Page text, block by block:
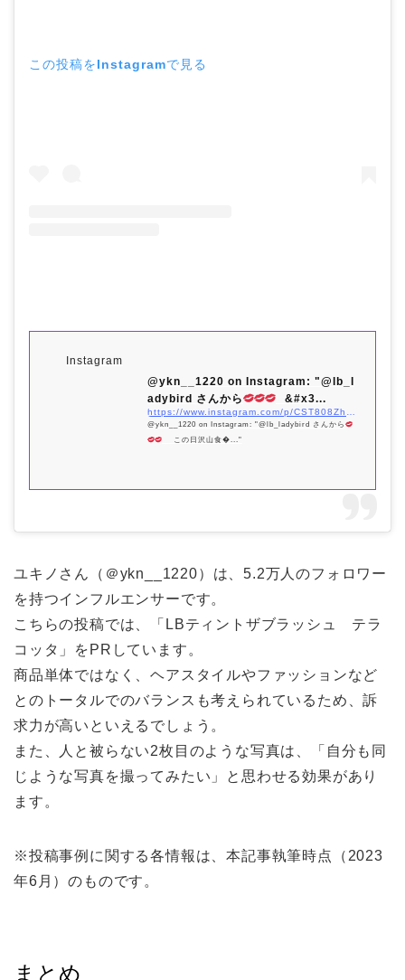
この投稿をInstagramで見る
Instagram
@ykn__1220 on Instagram: "@lb_l
adybird さんから
ㅤㅤㅤㅤㅤㅤㅤㅤㅤㅤ&#x3...
@ykn__1220 on Instagram: "@lb_ladybird さんから
ㅤㅤㅤㅤㅤㅤㅤㅤㅤㅤㅤㅤㅤこの日沢山食�..."
ユキノさん（＠ykn__1220）は、5.2万人のフォロワー
を持つインフルエンサーです。
こちらの投稿では、「LBティントザブラッシュ テラ
コッタ」をPRしています。
商品単体ではなく、ヘアスタイルやファッションなど
とのトータルでのバランスも考えられているため、訴
求力が高いといえるでしょう。
また、人と被らない2枚目のような写真は、「自分も同
じような写真を撮ってみたい」と思わせる効果があり
ます。
※投稿事例に関する各情報は、本記事執筆時点（2023
年6月）のものです。
まとめ